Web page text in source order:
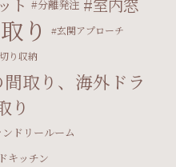
ト 分離発注 室内窓
り 玄関アプローチ
り収納
取り、海外ドラ
り
ドリールーム
キッチン